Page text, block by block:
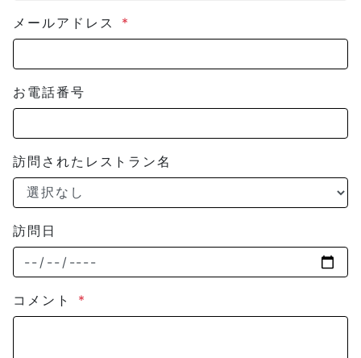
メールアドレス *
お電話番号
訪問されたレストラン名
訪問日
コメント *